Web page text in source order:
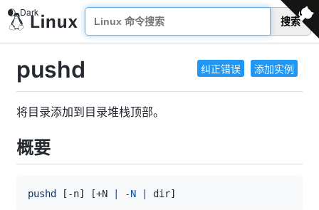
搜索
纠正错误 添加实例
pushd
将目录添加到目录堆栈顶部。
概要
pushd [ -n] [+N -N dir]